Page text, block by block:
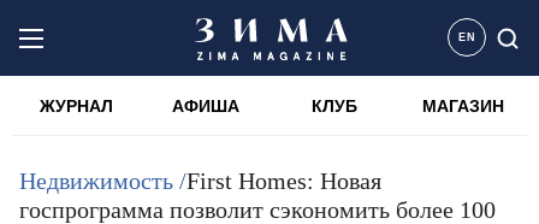
EN
ЖУРНАЛ АФИША КЛУБ МАГАЗИН
Недвижимость /First Homes: Новая
госпрограмма позволит сэкономить более 100